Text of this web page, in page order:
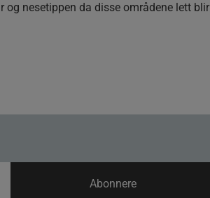
og nesetippen da disse områdene lett blir
Abonnere